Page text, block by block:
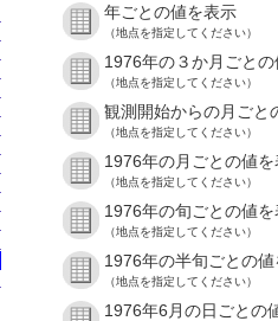
年ごとの値を表示
（地点を指定してください）
1976年の３か月ごと
（地点を指定してください）
観測開始からの月ごと
（地点を指定してください）
1976年の月ごとの値を
（地点を指定してください）
1976年の旬ごとの値を
（地点を指定してください）
1976年の半旬ごとの
（地点を指定してください）
1976年6月の日ごとの